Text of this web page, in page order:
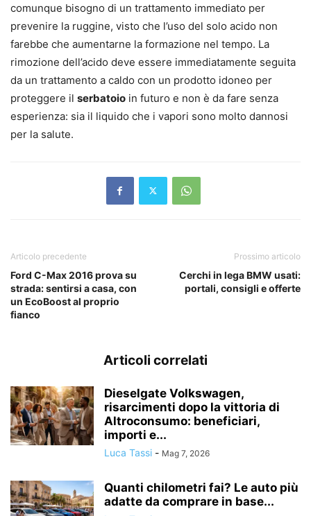
comunque bisogno di un trattamento immediato per
prevenire la ruggine, visto che l’uso del solo acido non
farebbe che aumentarne la formazione nel tempo. La
rimozione dell’acido deve essere immediatamente seguita
da un trattamento a caldo con un prodotto idoneo per
proteggere il serbatoio in futuro e non è da fare senza
esperienza: sia il liquido che i vapori sono molto dannosi
per la salute.
Articolo precedente
Ford C-Max 2016 prova su
strada: sentirsi a casa, con
un EcoBoost al proprio
fianco
Prossimo articolo
Cerchi in lega BMW usati:
portali, consigli e offerte
Articoli correlati
Dieselgate Volkswagen,
risarcimenti dopo la vittoria di
Altroconsumo: beneficiari,
importi e...
Luca Tassi - Mag 7, 2026
Quanti chilometri fai? Le auto più
adatte da comprare in base...